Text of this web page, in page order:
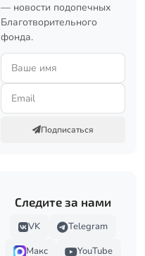
— новости подопечных
Благотворительного
фонда.
Подписаться
Следите за нами
VK
Telegram
Макс
YouTube